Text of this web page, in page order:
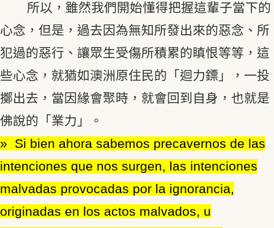
所以，雖然我們開始懂得把握這輩子當下的
心念，但是，過去因為無知所發出來的惡念、所
犯過的惡行、讓眾生受傷所積累的瞋恨等等，這
些心念，就猶如澳洲原住民的「迴力鏢」，一投
擲出去，當因緣會聚時，就會回到自身，也就是
佛說的「業力」。
» Si bien ahora sabemos precavernos de las
intenciones que nos surgen, las intenciones
malvadas provocadas por la ignorancia,
originadas en los actos malvados, u